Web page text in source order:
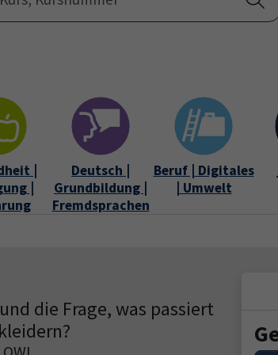
|
|
Deutsch |
Grundbildung |
Fremdsprachen
Beruf | Digitales
| Umwelt
die Frage, was passiert